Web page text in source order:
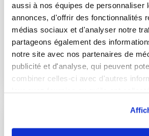
aussi à nos équipes de personnaliser
annonces, d'offrir des fonctionnalités
médias sociaux et d'analyser notre
partageons également des
notre site avec nos partenaires de
publicité et d'analyse, qui peuvent
combiner celles-ci avec d'autres
Entrée
2 Recettes